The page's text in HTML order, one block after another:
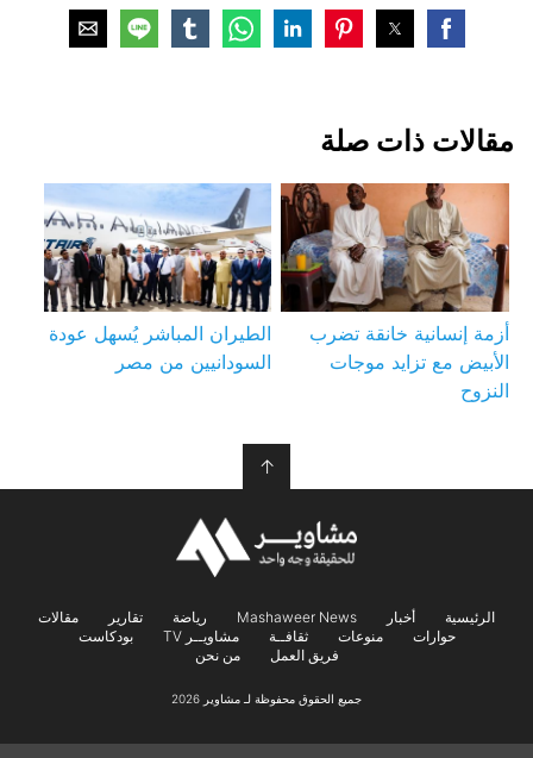
مقالات ذات صلة
أزمة إنسانية خانقة تضرب
الأبيض مع تزايد موجات
النزوح
الطيران المباشر يُسهل عودة
السودانيين من مصر
↑
الرئيسية أخبار Mashaweer News رياضة تقارير
مقالات
حوارات
منوعات ثقافــة مشاويــر TV
بودكاست
فريق العمل
من نحن
جميع الحقوق محفوظة لـ مشاوير 2026